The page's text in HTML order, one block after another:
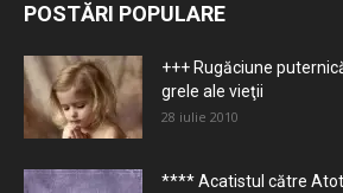
POSTĂRI POPULARE
+++ Rugăciune
grele ale vieţii
28 iulie 2010
**** Acatistul către